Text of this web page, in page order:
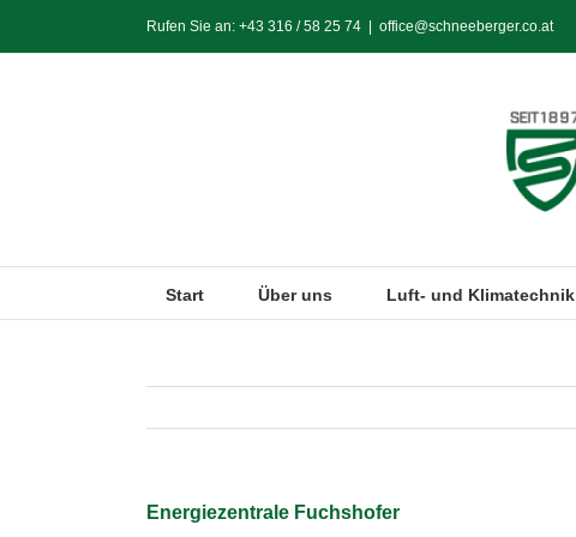
springen
Rufen Sie an: +43 316 / 58 25 74 office@schneeberger.co.at
Start Über uns Luft- und Klimatechnik
Energiezentrale Fuchshofer